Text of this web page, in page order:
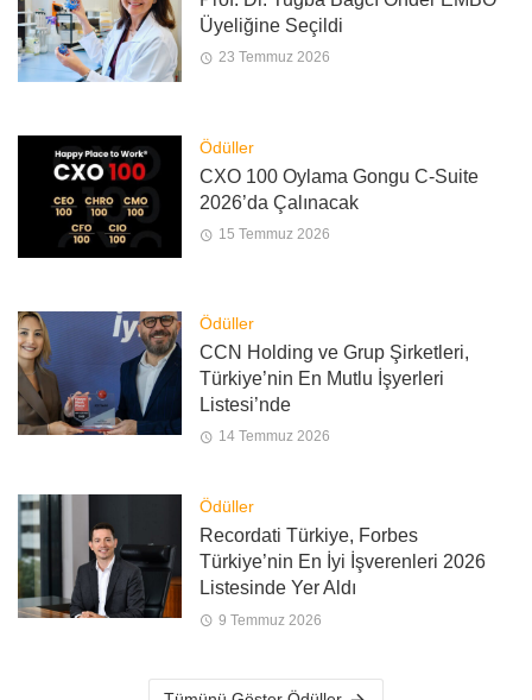
Üyeliğine Seçildi
23 Temmuz 2026
Ödüller
CXO 100 Oylama Gongu C-Suite
2026’da Çalınacak
15 Temmuz 2026
Ödüller
CCN Holding ve Grup Şirketleri,
Türkiye’nin En Mutlu İşyerleri
Listesi’nde
14 Temmuz 2026
Ödüller
Recordati Türkiye, Forbes
Türkiye’nin En İyi İşverenleri 2026
Listesinde Yer Aldı
9 Temmuz 2026